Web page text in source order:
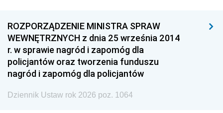
ROZPORZĄDZENIE MINISTRA SPRAW
WEWNĘTRZNYCH z dnia 25 września 2014
r. w sprawie nagród i zapomóg dla
policjantów oraz tworzenia funduszu
nagród i zapomóg dla policjantów
Dziennik Ustaw rok 2026 poz. 1064